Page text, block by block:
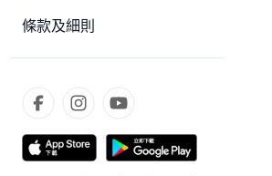
條款及細則